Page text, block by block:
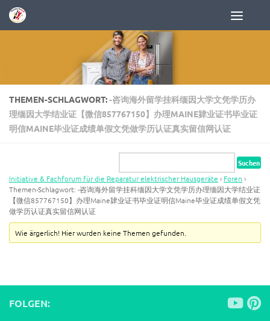
Zum Inhalt springen
THEMEN-SCHLAGWORT:-咨询海外留学挂科缅因大学文凭学历办
理缅因大学结业证【微信857767150】办理MAINE肄业证书毕业证
明信MAINE毕业证成绩单假文凭做学历认证真实留信网认证
Initiative & Fachforum für die Reparatur elektrischer Hausgeräte › Foren ›
Themen-Schlagwort: -咨询海外留学挂科缅因大学文凭学历办理缅因大学结业证
【微信857767150】办理Maine肄业证书毕业证明信Maine毕业证成绩单假文凭
做学历认证真实留信网认证
Wie ärgerlich! Hier wurden keine Themen gefunden.
FOLGEN: